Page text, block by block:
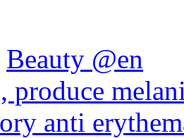
Beauty @en
produce
anti